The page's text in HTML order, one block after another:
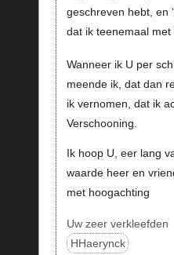
geschreven hebt, en
dat ik teenemaal met
Wanneer ik U per
meende ik, dat dan
ik vernomen, dat ik
Verschooning.
Ik hoop U, eer lang
waarde heer en
met hoogachting
Uw zeer verkleefden
HHaerynck